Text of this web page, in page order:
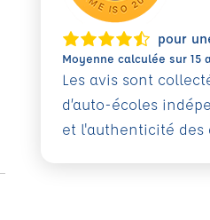
pour
Moyenne calculée sur 15
Les avis sont
d’auto-écoles
et l'authenticité des